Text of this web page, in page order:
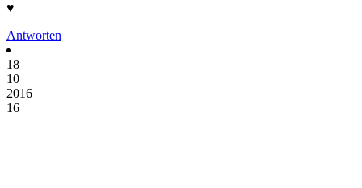
♥
Antworten
18
10
2016
16